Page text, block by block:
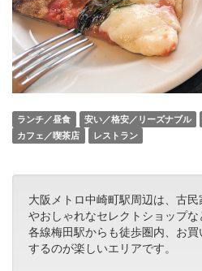
ランチ／昼食 安い／格安／リーズナブル
カフェ／喫茶店
レストラン
大阪メトロ中崎町駅周辺は、古
やおしゃれなセレクトショップな
各線梅田駅からも徒歩圏内、お
するのが楽しいエリアです。